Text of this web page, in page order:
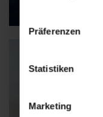
Präferenzen
Statistiken
Marketing